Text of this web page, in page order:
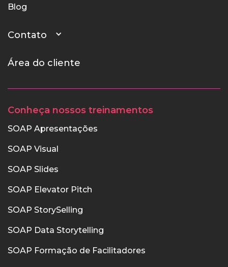
Blog
Contato
Área do cliente
Conheça nossos treinamentos
SOAP Apresentações
SOAP Visual
SOAP Slides
SOAP Elevator Pitch
SOAP StorySelling
SOAP Data Storytelling
SOAP Formação de Facilitadores